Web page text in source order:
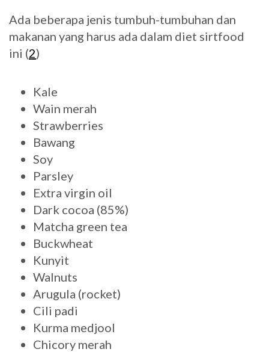
Ada beberapa jenis tumbuh-tumbuhan dan
makanan yang harus ada dalam diet sirtfood
ini (2)
Kale
Wain merah
Strawberries
Bawang
Soy
Parsley
Extra virgin oil
Dark cocoa (85%)
Matcha green tea
Buckwheat
Kunyit
Walnuts
Arugula (rocket)
Cili padi
Kurma medjool
Chicory merah